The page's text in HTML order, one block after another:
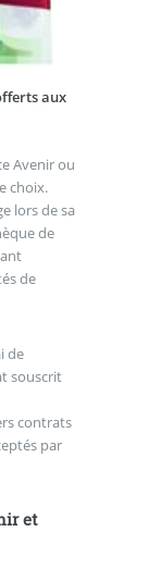
aux
Avenir ou
choix.
lors de sa
de
de
de
souscrit
contrats
par
et